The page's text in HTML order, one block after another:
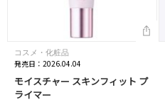
コスメ・化粧品
発売日：2026.04.04
モイスチャー スキンフィット プ
ライマー